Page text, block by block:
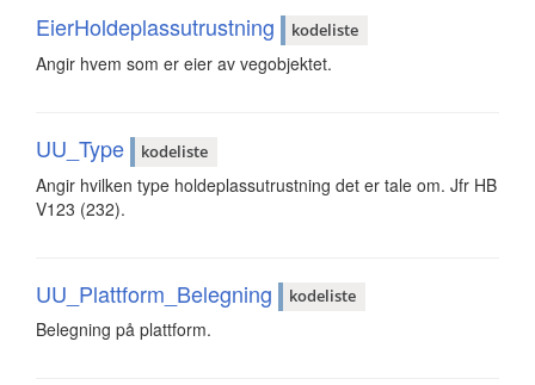
EierHoldeplassutrustning kodeliste
Angir hvem som er eier av vegobjektet.
UU_Type kodeliste
Angir hvilken type holdeplassutrustning det er tale om. Jfr HB
V123 (232).
UU_Plattform_Belegning kodeliste
Belegning på plattform.